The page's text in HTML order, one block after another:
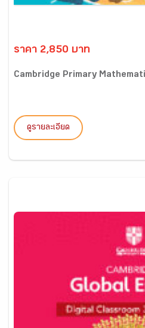
ราคา 2,850 บาท
Cambridge Primary
ดูรายละเอียด